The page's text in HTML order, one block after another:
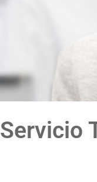
Servicio